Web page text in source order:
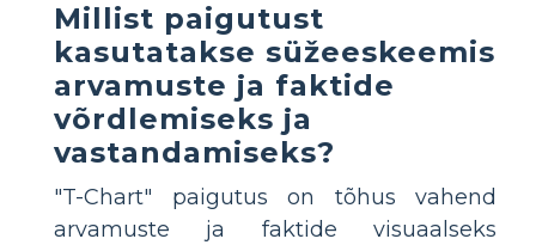
Millist paigutust
kasutatakse süžeeskeemis
arvamuste ja faktide
võrdlemiseks ja
vastandamiseks?
"T-Chart" paigutus on tõhus vahend
arvamuste ja faktide visuaalseks